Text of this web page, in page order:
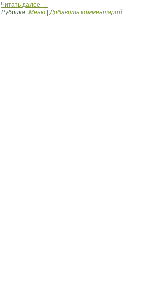
Читать далее →
Рубрика: Меню | Добавить комментарий